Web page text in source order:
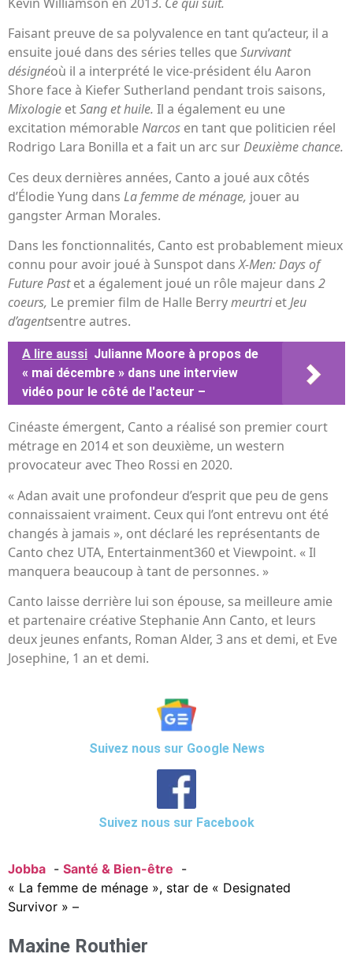
Faisant preuve de sa polyvalence en tant qu’acteur, il a
ensuite joué dans des séries telles queSurvivant
désignéoù il a interprété le vice-président élu Aaron
Shore face à Kiefer Sutherland pendant trois saisons,
Mixologie etSang et huile. Il a également eu une
excitation mémorableNarcos en tant que politicien réel
Rodrigo Lara Bonilla et a fait un arc surDeuxième chance.
Ces deux dernières années, Canto a joué aux côtés
d’Élodie Yung dans La femme de ménage, jouer au
gangster Arman Morales.
Dans les fonctionnalités, Canto est probablement mieux
connu pour avoir joué à Sunspot dansX-Men: Days of
Future Pastet a également joué un rôle majeur dans 2
coeurs, Le premier film de Halle BerrymeurtrietJeu
d’agentsentre autres.
A lire aussi Julianne Moore à propos de
« mai décembre » dans une interview
vidéo pour le côté de l'acteur –
Cinéaste émergent, Canto a réalisé son premier court
métrage en 2014 et son deuxième, un western
provocateur avec Theo Rossi en 2020.
« Adan avait une profondeur d’esprit que peu de gens
connaissaient vraiment. Ceux qui l’ont entrevu ont été
changés à jamais », ont déclaré les représentants de
Canto chez UTA, Entertainment360 et Viewpoint. « Il
manquera beaucoup à tant de personnes. »
Canto laisse derrière lui son épouse, sa meilleure amie
et partenaire créative Stephanie Ann Canto, et leurs
deux jeunes enfants, Roman Alder, 3 ans et demi, et Eve
Josephine, 1 an et demi.
Suivez nous sur Google News
Suivez nous sur Facebook
Jobba
Santé & Bien-être
« La femme de ménage », star de « Designated
Survivor » –
Maxine Routhier